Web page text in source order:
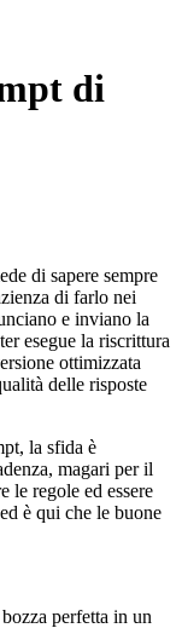
di
di sapere sempre
di farlo nei
e inviano la
esegue la riscrittura
ottimizzata
delle risposte
la sfida è
magari per il
le regole ed essere
è qui che le buone
perfetta in un